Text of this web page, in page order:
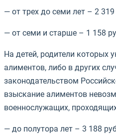
— от трех до семи лет – 2 319
— от семи и старше – 1 158
На детей, родители которых
алиментов, либо в других
законодательством
взыскание алиментов
военнослужащих,
— до полутора лет – 3 188